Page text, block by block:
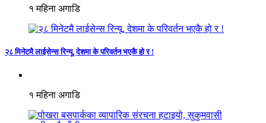
१ महिना अगाडि
२८ मिनेटमै लाईसेन्स रिन्यू, देशमा के परिवर्तन भएकै हो र !
१ महिना अगाडि